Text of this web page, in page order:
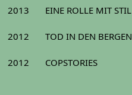
2013 EINE ROLLE MIT STIL
2012 TOD IN DEN BERGEN
2012 COPSTORIES